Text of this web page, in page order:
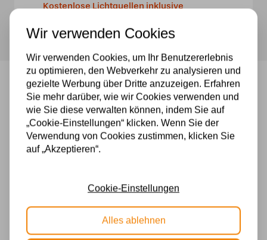
P6
Kostenlose Lichtquellen inklusive
Tiffany-Tischlampe Kingston 40 /
P6
Tiffany-Tischlampe
Höhe: 64 cm.
2 x E 27 / 40 Watt
Spezifikationen
Wir verwenden Cookies
Wir verwenden Cookies, um Ihr Benutzererlebnis
zu optimieren, den Webverkehr zu analysieren und
gezielte Werbung über Dritte anzuzeigen. Erfahren
Sie mehr darüber, wie wir Cookies verwenden und
wie Sie diese verwalten können, indem Sie auf
„Cookie-Einstellungen“ klicken. Wenn Sie der
Verwendung von Cookies zustimmen, klicken Sie
auf „Akzeptieren“.
Cookie-Einstellungen
Alles ablehnen